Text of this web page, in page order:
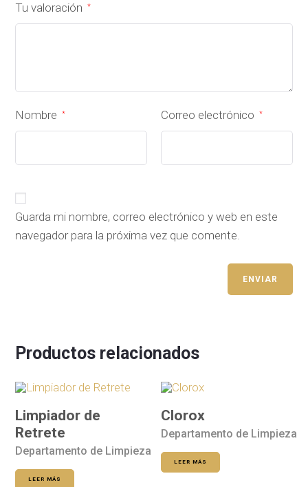
Tu valoración *
Nombre * Correo electrónico *
Guarda mi nombre, correo electrónico y web en este
navegador para la próxima vez que comente.
Productos relacionados
Limpiador de
Retrete
Departamento de Limpieza
LEER MÁS
Clorox
Departamento de Limpieza
LEER MÁS